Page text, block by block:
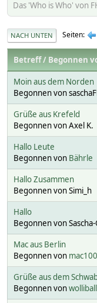
Das 'Who is Who' von
NACH UNTEN Seiten
Betreff/ Begonnen
Moin aus dem Norden
Begonnen von
Grüße aus Krefeld
Begonnen von Axel K.
Hallo Leute
Begonnen von Bährle
Hallo Zusammen
Begonnen von Simi_h
Hallo
Begonnen von Sascha-
Mac aus Berlin
Begonnen von
Grüße aus dem
Begonnen von